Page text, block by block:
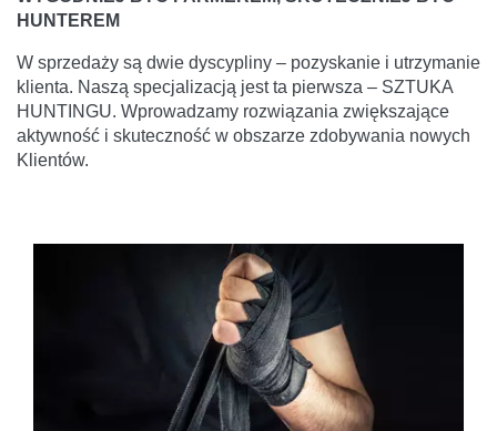
HUNTEREM
W sprzedaży są dwie dyscypliny – pozyskanie i utrzymanie
klienta. Naszą specjalizacją jest ta pierwsza – SZTUKA
HUNTINGU. Wprowadzamy rozwiązania zwiększające
aktywność i skuteczność w obszarze zdobywania nowych
Klientów.